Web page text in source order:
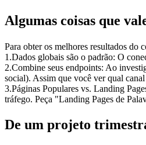
Algumas coisas que
Para obter os melhores resultados do
1 .Dados globais são o padrão: O
2.Combine seus endpoints: Ao
social). Assim que você ver qual
3.Páginas Populares vs. Landing
tráfego. Peça "Landing Pages de
De um projeto